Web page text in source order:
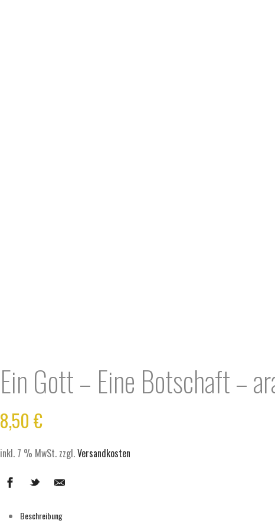
Ein Gott – Eine Botschaft –
8,50 €
inkl. 7 % MwSt. zzgl.Versandkosten
Beschreibung